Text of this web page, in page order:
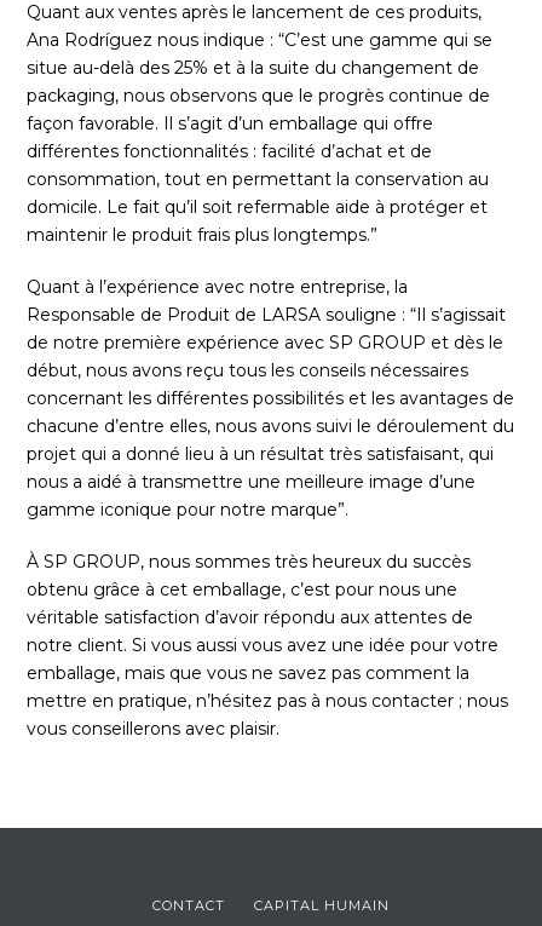
Quant aux ventes après le lancement de ces produits,
Ana Rodríguez nous indique : “C’est une gamme qui se
situe au-delà des 25% et à la suite du changement de
packaging, nous observons que le progrès continue de
façon favorable. Il s’agit d’un emballage qui offre
différentes fonctionnalités : facilité d’achat et de
consommation, tout en permettant la conservation au
domicile. Le fait qu’il soit refermable aide à protéger et
maintenir le produit frais plus longtemps.”
Quant à l’expérience avec notre entreprise, la
Responsable de Produit de LARSA souligne : “Il s’agissait
de notre première expérience avec SP GROUP et dès le
début, nous avons reçu tous les conseils nécessaires
concernant les différentes possibilités et les avantages de
chacune d’entre elles, nous avons suivi le déroulement du
projet qui a donné lieu à un résultat très satisfaisant, qui
nous a aidé à transmettre une meilleure image d’une
gamme iconique pour notre marque”.
À SP GROUP, nous sommes très heureux du succès
obtenu grâce à cet emballage, c’est pour nous une
véritable satisfaction d’avoir répondu aux attentes de
notre client. Si vous aussi vous avez une idée pour votre
emballage, mais que vous ne savez pas comment la
mettre en pratique, n’hésitez pas à nous contacter ; nous
vous conseillerons avec plaisir.
CONTACT CAPITAL HUMAIN